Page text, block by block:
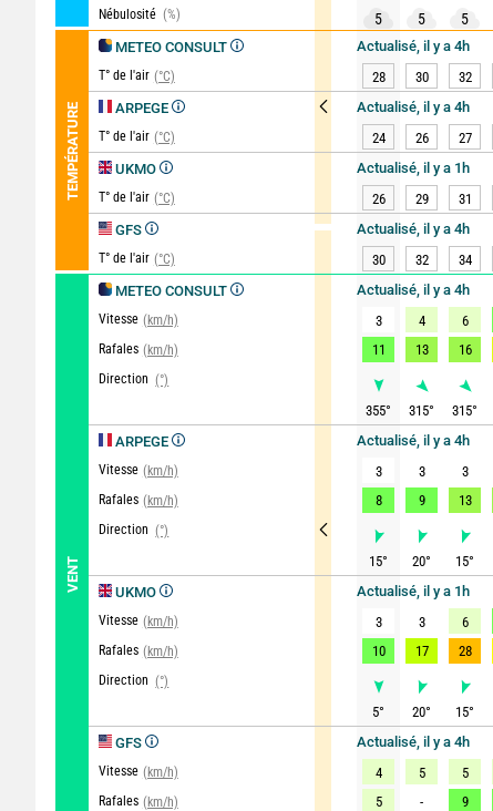
Nébulosité (%)
TEMPÉRATURE
METEO CONSULT
T° de l'air (°C)
ARPEGE
T° de l'air (°C)
UKMO
T° de l'air (°C)
GFS
T° de l'air (°C)
VENT
METEO CONSULT
Vitesse (km/h)
Rafales (km/h)
Direction (°)
ARPEGE
Vitesse (km/h)
Rafales (km/h)
Direction (°)
UKMO
Vitesse (km/h)
Rafales (km/h)
Direction (°)
GFS
Vitesse (km/h)
Rafales (km/h)
5
5 5
Actualisé, il y a 4h
28
30 32
Actualisé, il y a 4h
24
26 27
Actualisé, il y a 1h
26
29 31
Actualisé, il y a 4h
30
32 34
Actualisé, il y a 4h
3
4 6
11
13 16
355° 315° 315°
Actualisé, il y a 4h
3
3 3
8
9 13
15° 20° 15°
Actualisé, il y a 1h
3
3 6
10
17 28
5° 20° 15°
Actualisé, il y a 4h
4
5 5
5
- 9